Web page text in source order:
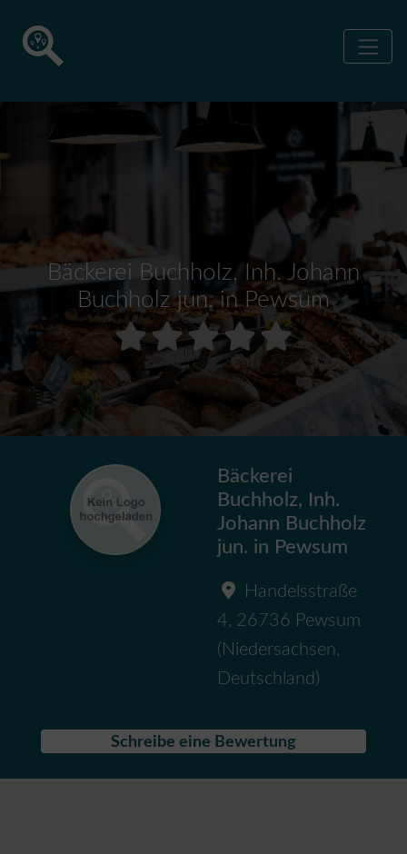
Bäckerei Buchholz, Inh. Johann
Buchholz jun. in Pewsum
Bäckerei
Buchholz, Inh.
Johann Buchholz
jun. in Pewsum
Handelsstraße
4, 26736 Pewsum
( Niedersachsen,
Deutschland )
Schreibe eine Bewertung